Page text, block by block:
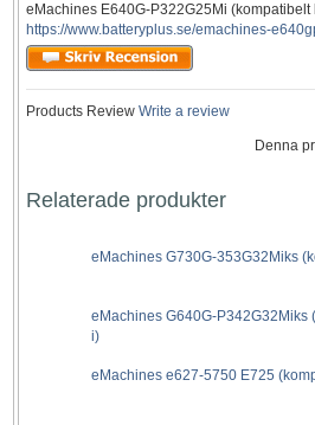
eMachines E640G-P322G25Mi (kompatibelt
https://www.batteryplus.se/emachines-
Products Review Write a review
Denna
Relaterade produkter
eMachines G730G-353G32Miks
eMachines G640G-P342G32Miks
i)
eMachines e627-5750 E725